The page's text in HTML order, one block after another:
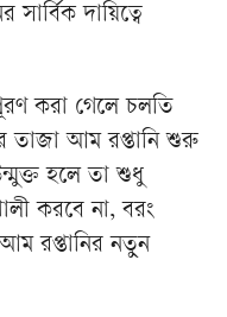
দায়িত্বে
করা গেলে চলতি
তাজা আম রপ্তানি শুরু
হলে তা শুধু
করবে না, বরং
আম রপ্তানির নতুন